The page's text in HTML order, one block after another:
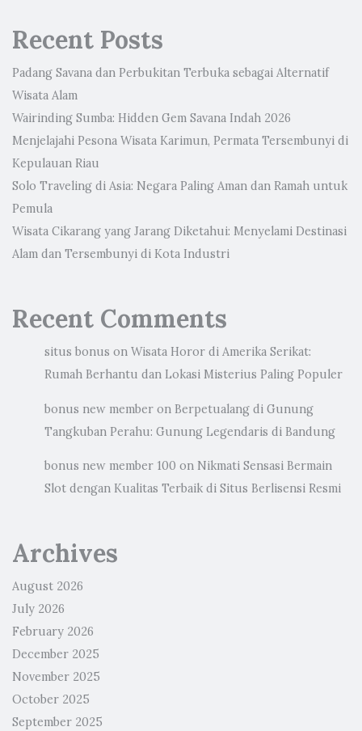
Recent Posts
Padang Savana dan Perbukitan Terbuka sebagai Alternatif
Wisata Alam
Wairinding Sumba: Hidden Gem Savana Indah 2026
Menjelajahi Pesona Wisata Karimun, Permata Tersembunyi di
Kepulauan Riau
Solo Traveling di Asia: Negara Paling Aman dan Ramah untuk
Pemula
Wisata Cikarang yang Jarang Diketahui: Menyelami Destinasi
Alam dan Tersembunyi di Kota Industri
Recent Comments
situs bonus on Wisata Horor di Amerika Serikat:
Rumah Berhantu dan Lokasi Misterius Paling Populer
bonus new member on Berpetualang di Gunung
Tangkuban Perahu: Gunung Legendaris di Bandung
bonus new member 100 on Nikmati Sensasi Bermain
Slot dengan Kualitas Terbaik di Situs Berlisensi Resmi
Archives
August 2026
July 2026
February 2026
December 2025
November 2025
October 2025
September 2025